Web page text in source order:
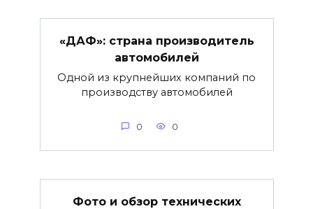
«ДАФ»: страна производитель
автомобилей
Одной из крупнейших компаний по
производству автомобилей
0 0
Фото и обзор технических